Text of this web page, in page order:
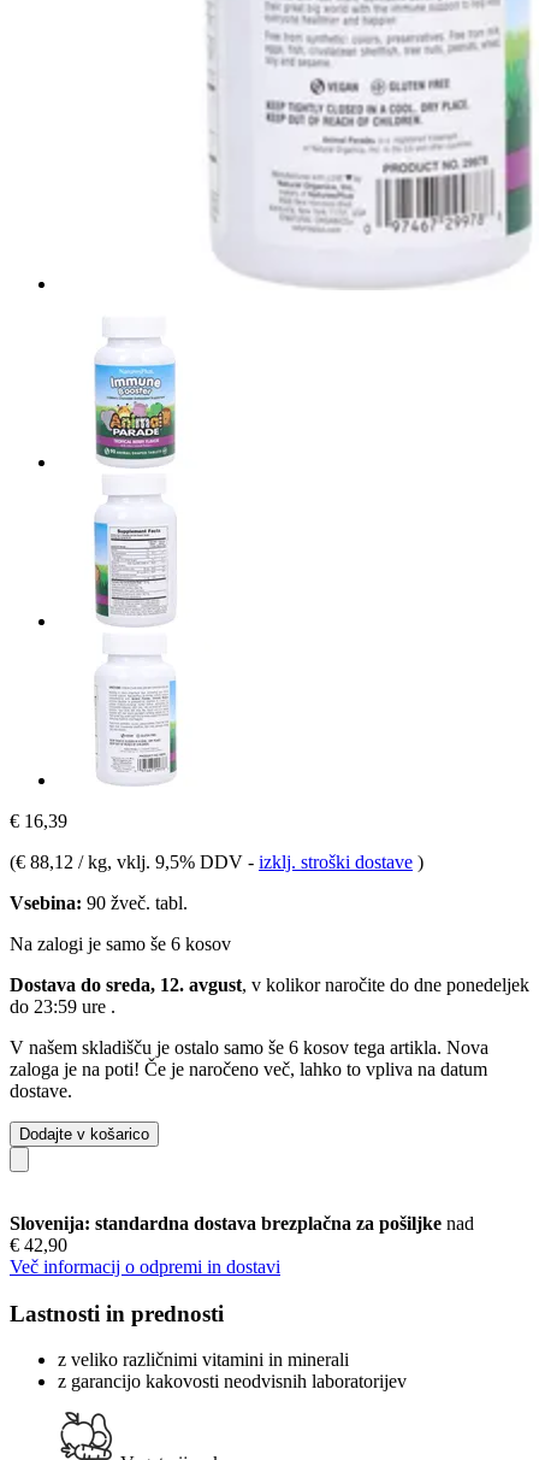
€ 16,39
(€ 88,12 / kg, vklj. 9,5% DDV - izklj. stroški dostave )
Vsebina: 90 žveč. tabl.
Na zalogi je samo še 6 kosov
Dostava do sreda, 12. avgust, v kolikor naročite do dne ponedeljek
do 23:59 ure .
V našem skladišču je ostalo samo še 6 kosov tega artikla. Nova
zaloga je na poti! Če je naročeno več, lahko to vpliva na datum
dostave.
Dodajte v košarico
Slovenija: standardna dostava brezplačna za pošiljke nad
€ 42,90
Več informacij o odpremi in dostavi
Lastnosti in prednosti
z veliko različnimi vitamini in minerali
z garancijo kakovosti neodvisnih laboratorijev